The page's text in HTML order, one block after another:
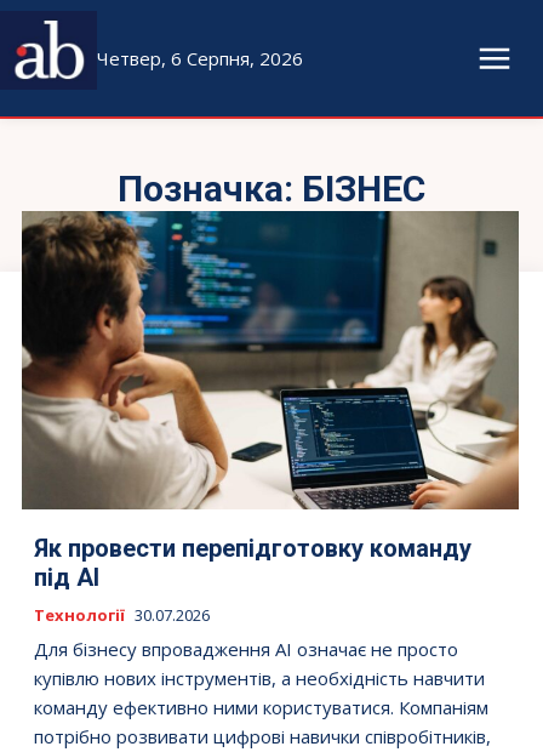
Четвер, 6 Серпня, 2026
Позначка: БІЗНЕС
Як провести перепідготовку команду
під AI
Технології 30.07.2026
Для бізнесу впровадження AI означає не просто
купівлю нових інструментів, а необхідність навчити
команду ефективно ними користуватися. Компаніям
потрібно розвивати цифрові навички співробітників,